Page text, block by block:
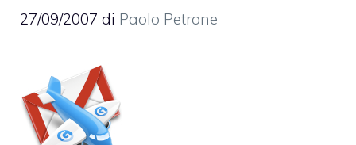
27/09/2007 di Paolo Petrone